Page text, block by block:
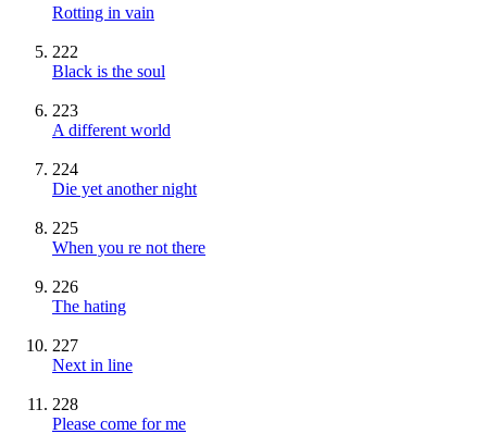
Rotting in vain
222
Black is the soul
223
A different world
224
Die yet another night
225
When you re not there
226
The hating
227
Next in line
228
Please come for me